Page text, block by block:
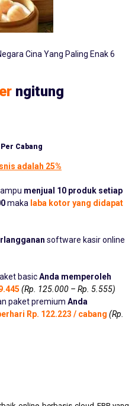
Cina Yang Paling Enak 6
ngitung
Cabang
adalah 25%
menjual 10 produk setiap
maka laba kotor yang didapat
software kasir online
basicAnda memperoleh
(Rp. 125.000 – Rp. 5.555)
paket premium Anda
Rp. 122.223 / cabang (Rp.